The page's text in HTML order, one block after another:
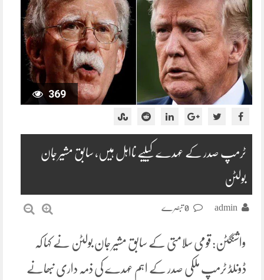
369
ٹرمپ صدر کے عہدے کیلیے نااہل ہیں، سابق مشیر جان
بولٹن
admin
واشنگٹن: قومی سلامتی کے سابق مشیر جان بولٹن نے کہا کہ
ڈونلڈ ٹرمپ ملکی صدر کے اہم عہدے کی ذمہ داری نبھانے